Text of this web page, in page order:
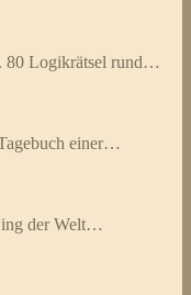
80 Logikrätsel rund…
einer…
der Welt…